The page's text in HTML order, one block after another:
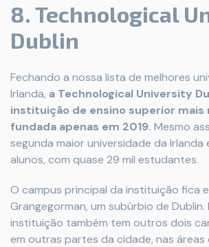
8. Technological
Dublin
Fechando a nossa lista de melhores
Irlanda, a Technological University
instituição de ensino superior mais
fundada apenas em 2019. Mesmo
segunda maior universidade da Irlanda
alunos, com quase 29 mil estudantes.
O campus principal da instituição fica
Grangegorman, um subúrbio de
instituição também tem outros dois
em outras partes da cidade, nas áreas